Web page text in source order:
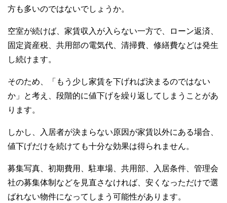
方も多いのではないでしょうか。
空室が続けば、家賃収入が入らない一方で、ローン返済、
固定資産税、共用部の電気代、清掃費、修繕費などは発生
し続けます。
そのため、「もう少し家賃を下げれば決まるのではない
か」と考え、段階的に値下げを繰り返してしまうことがあ
ります。
しかし、入居者が決まらない原因が家賃以外にある場合、
値下げだけを続けても十分な効果は得られません。
募集写真、初期費用、駐車場、共用部、入居条件、管理会
社の募集体制などを見直さなければ、安くなっただけで選
ばれない物件になってしまう可能性があります。